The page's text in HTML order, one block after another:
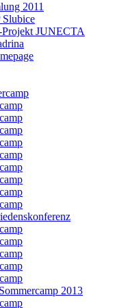
2011
JUNECTA
2013